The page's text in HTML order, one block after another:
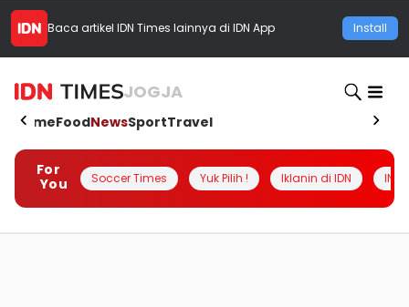
Baca artikel IDN Times lainnya di IDN App Install
JOGJA
HomeFoodNewsSportTravel
For
You
Soccer Times Yuk Pilih ! Iklanin di IDN